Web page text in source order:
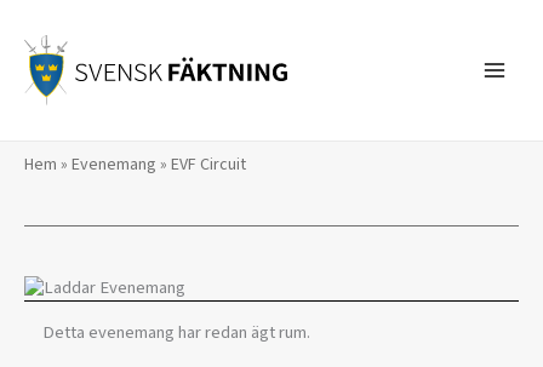
innehåll
Hem » Evenemang » EVF Circuit
Detta evenemang har redan ägt rum.